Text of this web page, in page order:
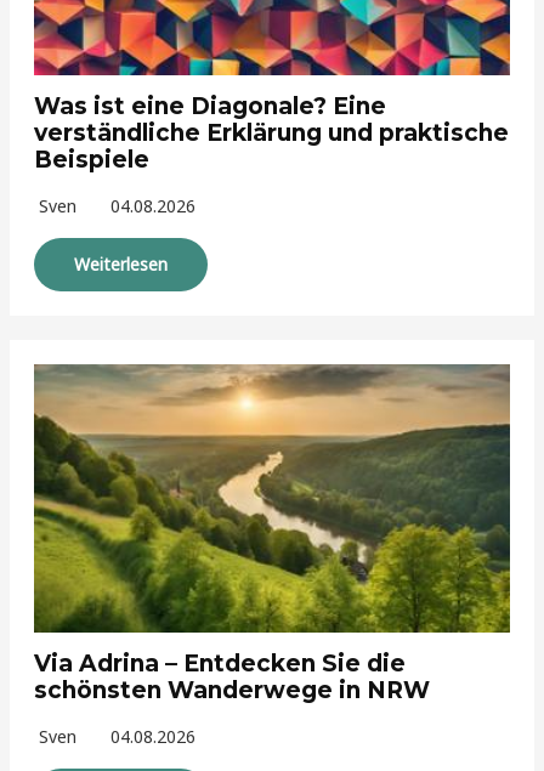
Was ist eine Diagonale? Eine
verständliche Erklärung und praktische
Beispiele
Sven 04.08.2026
Weiterlesen
Via Adrina – Entdecken Sie die
schönsten Wanderwege in NRW
Sven 04.08.2026